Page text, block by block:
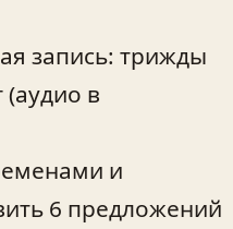
запись: трижды
(аудио в
и
6 предложений